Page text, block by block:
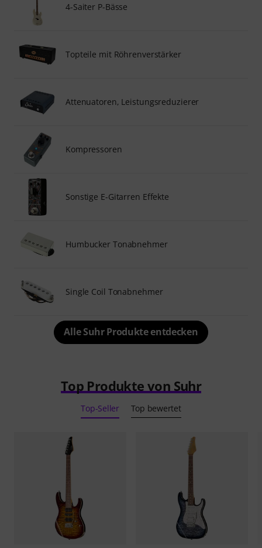
4-Saiter P-Bässe
Topteile mit Röhrenverstärker
Attenuatoren, Leistungsreduzierer
Kompressoren
Sonstige E-Gitarren Effekte
Humbucker Tonabnehmer
Single Coil Tonabnehmer
Alle Suhr Produkte entdecken
Top Produkte von Suhr
Top-Seller Top bewertet